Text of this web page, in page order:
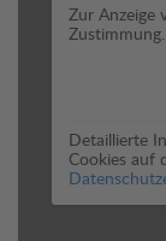
Zur Anzeige
Zustimmung.
Detaillierte
Cookies auf